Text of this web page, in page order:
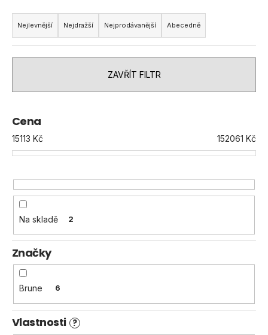
Ř
a
z
e
í
r
o
d
k
t
ů
Nejlevnější Nejdražší Nejprodávanější Abecedně
ZAVŘÍT FILTR
Cena
15113 Kč 152061 Kč
Na skladě 2
Značky
Brune 6
Vlastnosti ?